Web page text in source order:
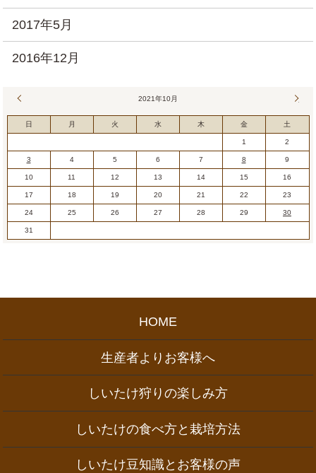
2017年5月
2016年12月
2021年10月
日 月 火 水 木 金 土
11月
1 2
3 4 5 6 7 8 9
10 11 12 13 14 15 16
17 18 19 20 21 22 23
24 25 26 27 28 29 30
31
HOME
生産者よりお客様へ
しいたけ狩りの楽しみ方
しいたけの食べ方と栽培方法
しいたけ豆知識とお客様の声